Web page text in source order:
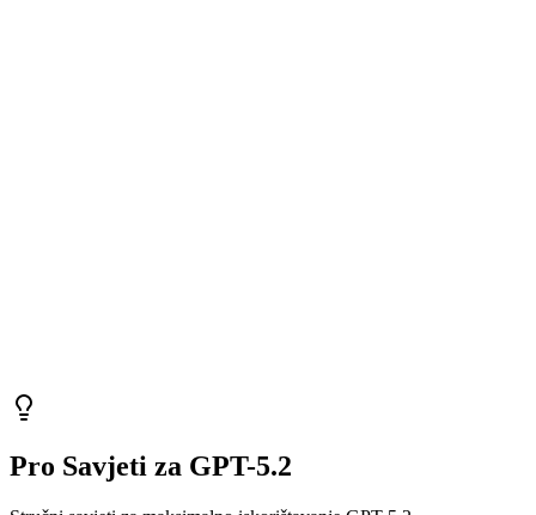
Pro Savjeti za GPT-5.2